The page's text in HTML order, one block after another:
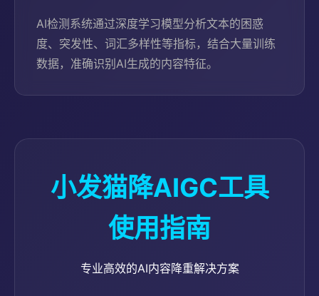
AI检测系统通过深度学习模型分析文本的困惑
度、突发性、词汇多样性等指标，结合大量训练
数据，准确识别AI生成的内容特征。
小发猫降AIGC工具
使用指南
专业高效的AI内容降重解决方案